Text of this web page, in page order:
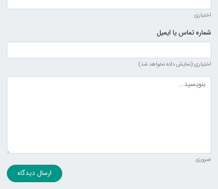
اختیاری
شماره تماس یا ایمیل
اختیاری (نمایش داده نخواهد شد)
متن دیدگاه
ضروری
ارسال دیدگاه